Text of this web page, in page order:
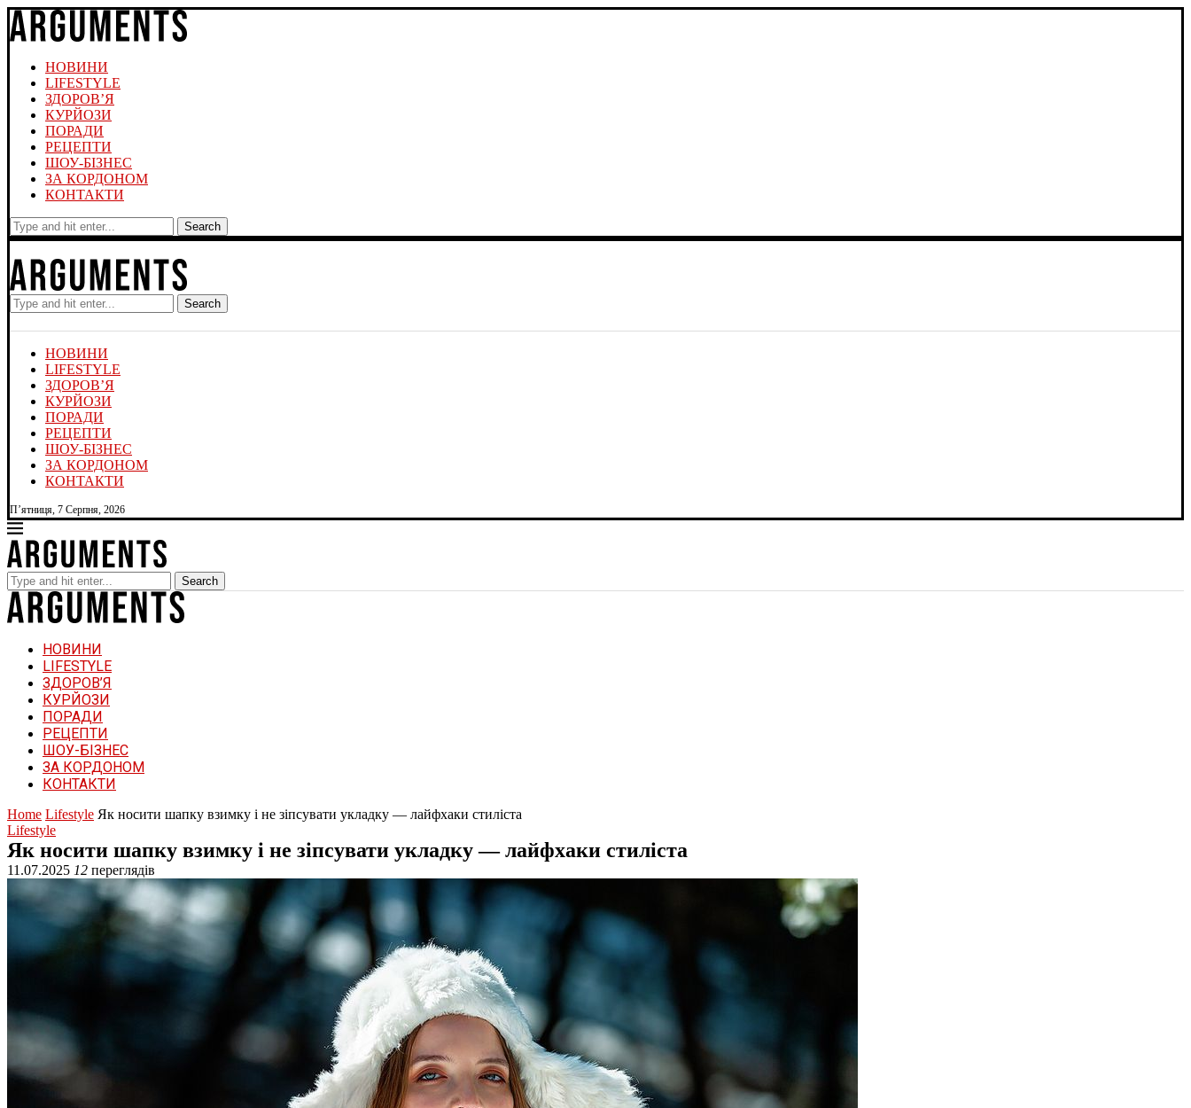
НОВИНИ
LIFESTYLE
ЗДОРОВ’Я
КУРЙОЗИ
ПОРАДИ
РЕЦЕПТИ
ШОУ-БІЗНЕС
ЗА КОРДОНОМ
КОНТАКТИ
Search
Search
НОВИНИ
LIFESTYLE
ЗДОРОВ’Я
КУРЙОЗИ
ПОРАДИ
РЕЦЕПТИ
ШОУ-БІЗНЕС
ЗА КОРДОНОМ
КОНТАКТИ
П’ятниця, 7 Серпня, 2026
Search
НОВИНИ
LIFESTYLE
ЗДОРОВ’Я
КУРЙОЗИ
ПОРАДИ
РЕЦЕПТИ
ШОУ-БІЗНЕС
ЗА КОРДОНОМ
КОНТАКТИ
Home Lifestyle Як носити шапку взимку і не зіпсувати укладку — лайфхаки стиліста
Lifestyle
Як носити шапку взимку і не зіпсувати укладку — лайфхаки стиліста
11.07.2025 12 переглядів